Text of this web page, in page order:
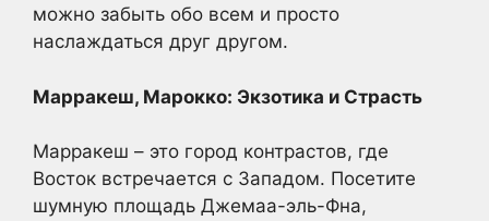
можно забыть обо всем и просто
наслаждаться друг другом.
Марракеш, Марокко: Экзотика и Страсть
Марракеш – это город контрастов, где
Восток встречается с Западом. Посетите
шумную площадь Джемаа-эль-Фна,